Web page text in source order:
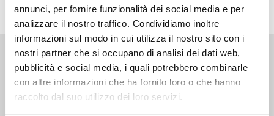
annunci, per fornire funzionalità dei social media e per
analizzare il nostro traffico. Condividiamo inoltre
informazioni sul modo in cui utilizza il nostro sito con i
nostri partner che si occupano di analisi dei dati web,
pubblicità e social media, i quali potrebbero combinarle
con altre informazioni che ha fornito loro o che hanno
raccolto dal suo utilizzo dei loro servizi.